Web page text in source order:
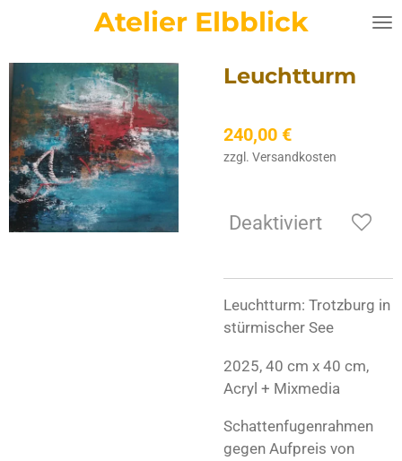
springen
Atelier Elbblick
Leuchtturm
240,00 €
zzgl. Versandkosten
Deaktiviert
Leuchtturm: Trotzburg in
stürmischer See
2025, 40 cm x 40 cm,
Acryl + Mixmedia
Schattenfugenrahmen
gegen Aufpreis von